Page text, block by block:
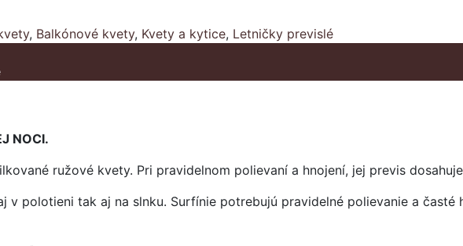
, Balkónové kvety, Kvety a kytice, Letničky previslé
NOCI.
ružové kvety. Pri pravidelnom polievaní a hnojení, jej previs
v polotieni tak aj na slnku. Surfínie potrebujú pravidelné polievanie a časté